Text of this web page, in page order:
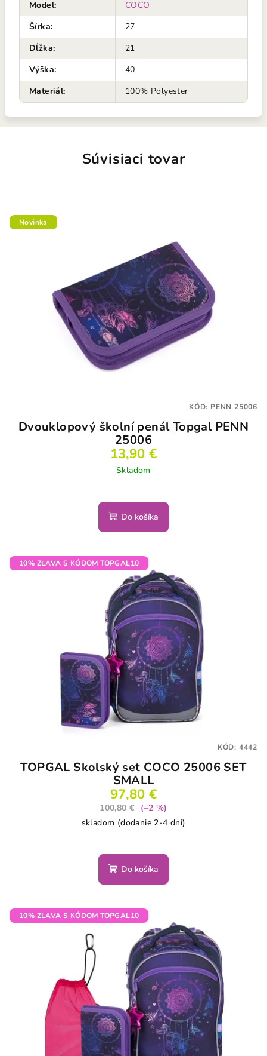
Model:
COCO
Šírka:
27
Dĺžka:
21
Výška:
40
Materiál: 100% Polyester
Súvisiaci tovar
Novinka
Dvouklopový školní penál Topgal PENN
25006
13,90 €
Skladom
Do košíka
KÓD: PENN 25006
10% ZĽAVA S KÓDOM TOPGAL10
TOPGAL Školský set COCO 25006 SET
SMALL
97,80 €
100,80 €
(–2 %)
skladom (dodanie 2-4 dni)
Do košíka
KÓD: 4442
10% ZĽAVA S KÓDOM TOPGAL10